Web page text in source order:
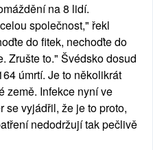
na 8 lidí.
společnost," řekl
do fitek, nechoďte do
Zrušte to." Švédsko dosud
úmrtí. Je to několikrát
země. Infekce nyní ve
se vyjádřil, že je to proto,
nedodržují tak pečlivě